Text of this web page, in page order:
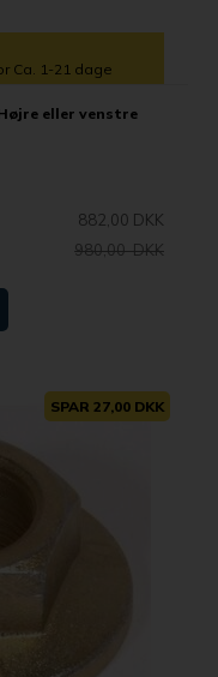
Ca. 1-21 dage
eller venstre
882,00 DKK
980,00 DKK
SPAR 27,00 DKK